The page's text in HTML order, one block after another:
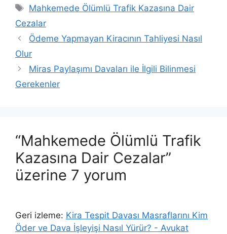
Etiketler
Mahkemede Ölümlü Trafik Kazasına Dair
Cezalar
Ödeme Yapmayan Kiracının Tahliyesi Nasıl
Olur
Miras Paylaşımı Davaları ile İlgili Bilinmesi
Gerekenler
“Mahkemede Ölümlü Trafik
Kazasına Dair Cezalar”
üzerine 7 yorum
Geri izleme: Kira Tespit Davası Masraflarını Kim
Öder ve Dava İşleyişi Nasıl Yürür? - Avukat